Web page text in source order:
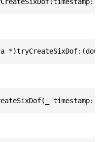
timestamp: